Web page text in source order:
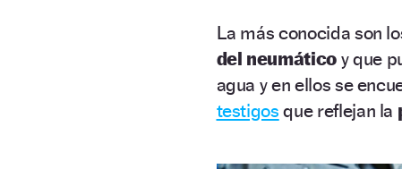
La más conocida son
del neumático y que
agua y en ellos se
testigos que reflejan la